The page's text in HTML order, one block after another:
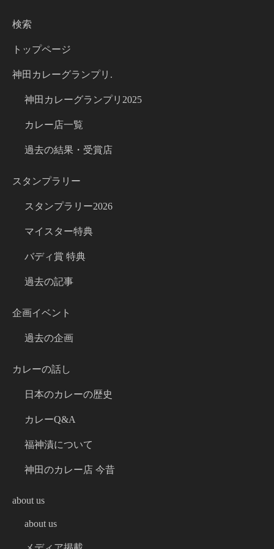
検索
トップページ
神田カレーグランプリ.
神田カレーグランプリ2025
カレー店一覧
過去の結果・受賞店
スタンプラリー
スタンプラリー2026
マイスター特典
バディ賞 特典
過去の記事
企画イベント
過去の企画
カレーの話し
日本のカレーの歴史
カレーQ&A
福神漬について
神田のカレー店 今昔
about us
about us